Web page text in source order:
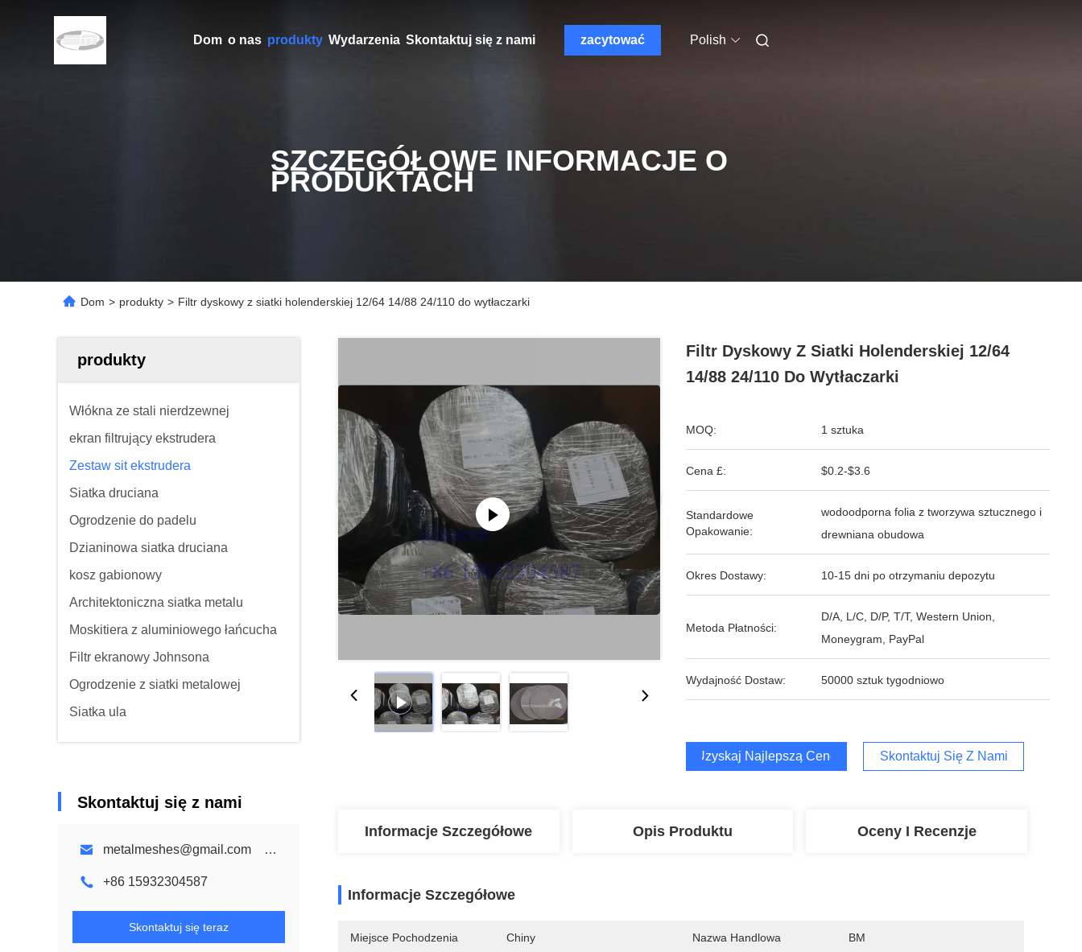
Dom o nas produkty Wydarzenia Skontaktuj się z nami zacytować Polish
SZCZEGÓŁOWE INFORMACJE O
PRODUKTACH
Dom > produkty > Filtr dyskowy z siatki holenderskiej 12/64 14/88 24/110 do wytłaczarki
produkty
Włókna ze stali nierdzewnej
ekran filtrujący ekstrudera
Zestaw sit ekstrudera
Siatka druciana
Ogrodzenie do padelu
Dzianinowa siatka druciana
kosz gabionowy
Architektoniczna siatka metalu
Moskitiera z aluminiowego łańcucha
Filtr ekranowy Johnsona
Ogrodzenie z siatki metalowej
Siatka ula
Skontaktuj się z nami
metalmeshes@gmail.com karen@bmmetalmesh.com
+86 15932304587
Skontaktuj się teraz
Filtr Dyskowy Z Siatki Holenderskiej 12/64
14/88 24/110 Do Wytłaczarki
MOQ: 1 sztuka
Cena £: $0.2-$3.6
Standardowe
Opakowanie:
wodoodporna folia z tworzywa sztucznego i
drewniana obudowa
Okres Dostawy: 10-15 dni po otrzymaniu depozytu
Metoda Płatności:
D/A, L/C, D/P, T/T, Western Union,
Moneygram, PayPal
Wydajność Dostaw: 50000 sztuk tygodniowo
Uzyskaj Najlepszą Cenę Skontaktuj Się Z Nami
Informacje Szczegółowe Opis Produktu Oceny I Recenzje
Informacje Szczegółowe
Miejsce Pochodzenia Chiny Nazwa Handlowa BM